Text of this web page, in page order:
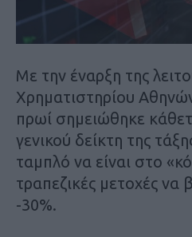
Με την έναρξη της
Χρηματιστηρίου
πρωί σημειώθηκε
γενικού δείκτη της
ταμπλό να είναι στο
τραπεζικές μετοχές να
-30%.